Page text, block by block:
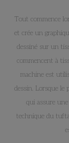
Tout commence
et crée un
dessiné sur un
commencent à
machine est
dessin. Lorsque le
qui assure
technique du